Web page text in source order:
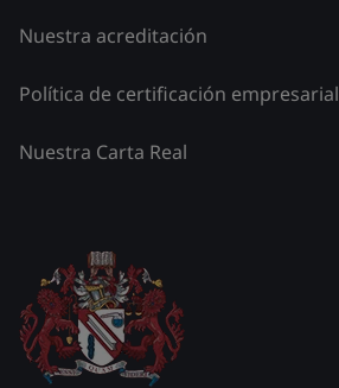
Nuestra acreditación
Política de certificación empresarial
Nuestra Carta Real